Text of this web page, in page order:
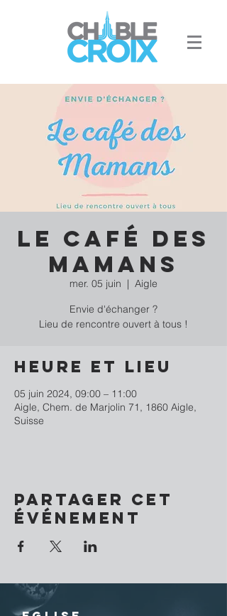
Le Café des
Mamans
mer. 05 juin
  |
Aigle
Envie d'échanger ?
Lieu de rencontre ouvert à tous !
Heure et lieu
05 juin 2024, 09:00 – 11:00
Aigle, Chem. de Marjolin 71, 1860 Aigle,
Suisse
Partager cet
événement